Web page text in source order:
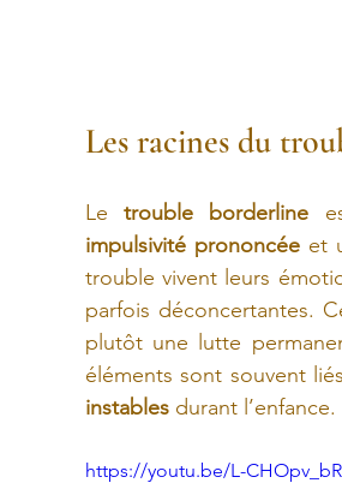
Les racines du
Le trouble borderline
impulsivité prononcée et
trouble vivent leurs
parfois déconcertantes.
plutôt une lutte
éléments sont souvent
instables durant l’enfance.
https://youtu.be/L-